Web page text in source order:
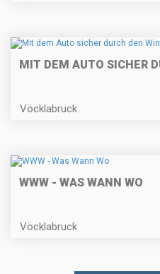
MIT DEM AUTO SICHER
Vöcklabruck
WWW - WAS WANN WO
Vöcklabruck